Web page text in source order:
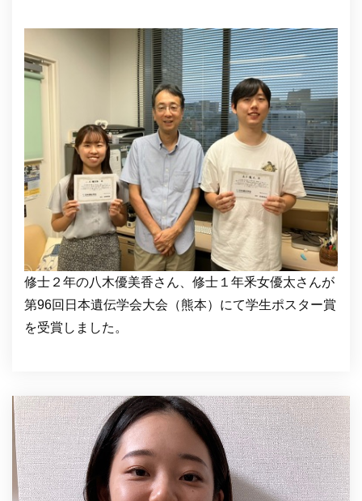
修士２年の八木優美香さん、修士１年釆女優太さんが
第96回日本遺伝学会大会（熊本）にて学生ポスター賞
を受賞しました。